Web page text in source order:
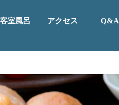
客室風呂 アクセス Q&A